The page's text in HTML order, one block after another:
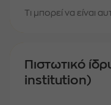
Τι μπορεί να είναι
Πιστωτικό
institution)